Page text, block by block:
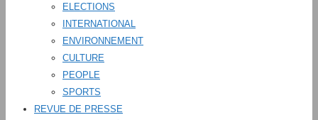
ELECTIONS
INTERNATIONAL
ENVIRONNEMENT
CULTURE
PEOPLE
SPORTS
REVUE DE PRESSE